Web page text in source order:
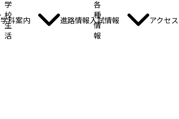
学科案内
学
校
生
活
進路情報入試情報
各
種
情
報
アクセス